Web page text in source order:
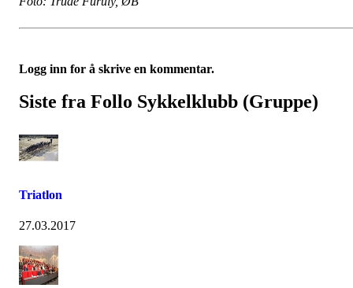
Logg inn for å skrive en kommentar.
Siste fra Follo Sykkelklubb (Gruppe)
Triatlon
27.03.2017